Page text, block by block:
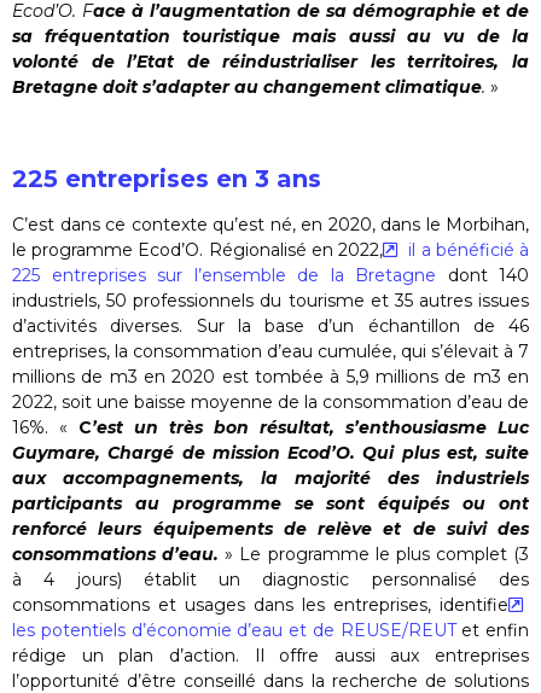
Ecod’O. Face à l’augmentation de sa démographie et de
sa fréquentation touristique mais aussi au vu de la
volonté de l’Etat de réindustrialiser les territoires, la
Bretagne doit s’adapter au changement climatique. »
225 entreprises en 3 ans
C’est dans ce contexte qu’est né, en 2020, dans le Morbihan,
le programme Ecod’O. Régionalisé en 2022,
il a bénéficié à
225 entreprises sur l’ensemble de la Bretagne dont 140
industriels, 50 professionnels du tourisme et 35 autres issues
d’activités diverses. Sur la base d’un échantillon de 46
entreprises, la consommation d’eau cumulée, qui s’élevait à 7
millions de m3 en 2020 est tombée à 5,9 millions de m3 en
2022, soit une baisse moyenne de la consommation d’eau de
16%. « C’est un très bon résultat, s’enthousiasme Luc
Guymare, Chargé de mission Ecod’O. Qui plus est, suite
aux accompagnements, la majorité des industriels
participants au programme se sont équipés ou ont
renforcé leurs équipements de relève et de suivi des
consommations d’eau. » Le programme le plus complet (3
à 4 jours) établit un diagnostic personnalisé des
consommations et usages dans les entreprises, identifie
les potentiels d’économie d’eau et de REUSE/REUTet enfin
rédige un plan d’action. Il offre aussi aux entreprises
l’opportunité d’être conseillé dans la recherche de solutions